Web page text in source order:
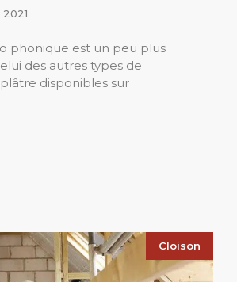
phonique est un peu plus
des autres types de
disponibles sur
Cloison